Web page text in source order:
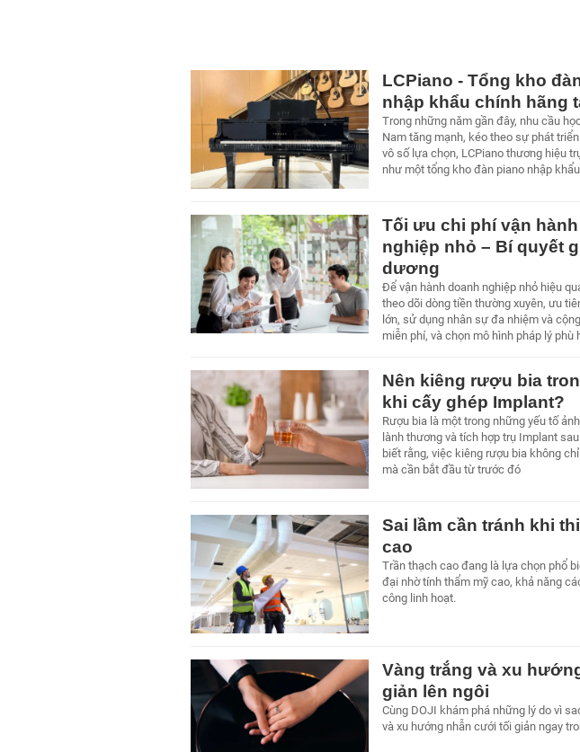
LCPiano - Tổng kho
nhập khẩu chính hãng
Trong những năm gần đây, nhu cầu
Nam tăng mạnh, kéo theo sự phát
vô số lựa chọn, LCPiano thương hiệu
như một tổng kho đàn piano nhập khẩu
Tối ưu chi phí vận
nghiệp nhỏ – Bí quyết
dương
Để vận hành doanh nghiệp nhỏ hiệu
theo dõi dòng tiền thường xuyên, ưu
lớn, sử dụng nhân sự đa nhiệm và
miễn phí, và chọn mô hình pháp lý phù
Nên kiêng rượu bia
khi cấy ghép Implant?
Rượu bia là một trong những yếu tố
lành thương và tích hợp trụ Implant
biết rằng, việc kiêng rượu bia không
mà cần bắt đầu từ trước đó
Sai lầm cần tránh khi
cao
Trần thạch cao đang là lựa chọn phổ
đại nhờ tính thẩm mỹ cao, khả năng
công linh hoạt.
Vàng trắng và xu
giản lên ngôi
Cùng DOJI khám phá những lý do vì
và xu hướng nhẫn cưới tối giản ngay